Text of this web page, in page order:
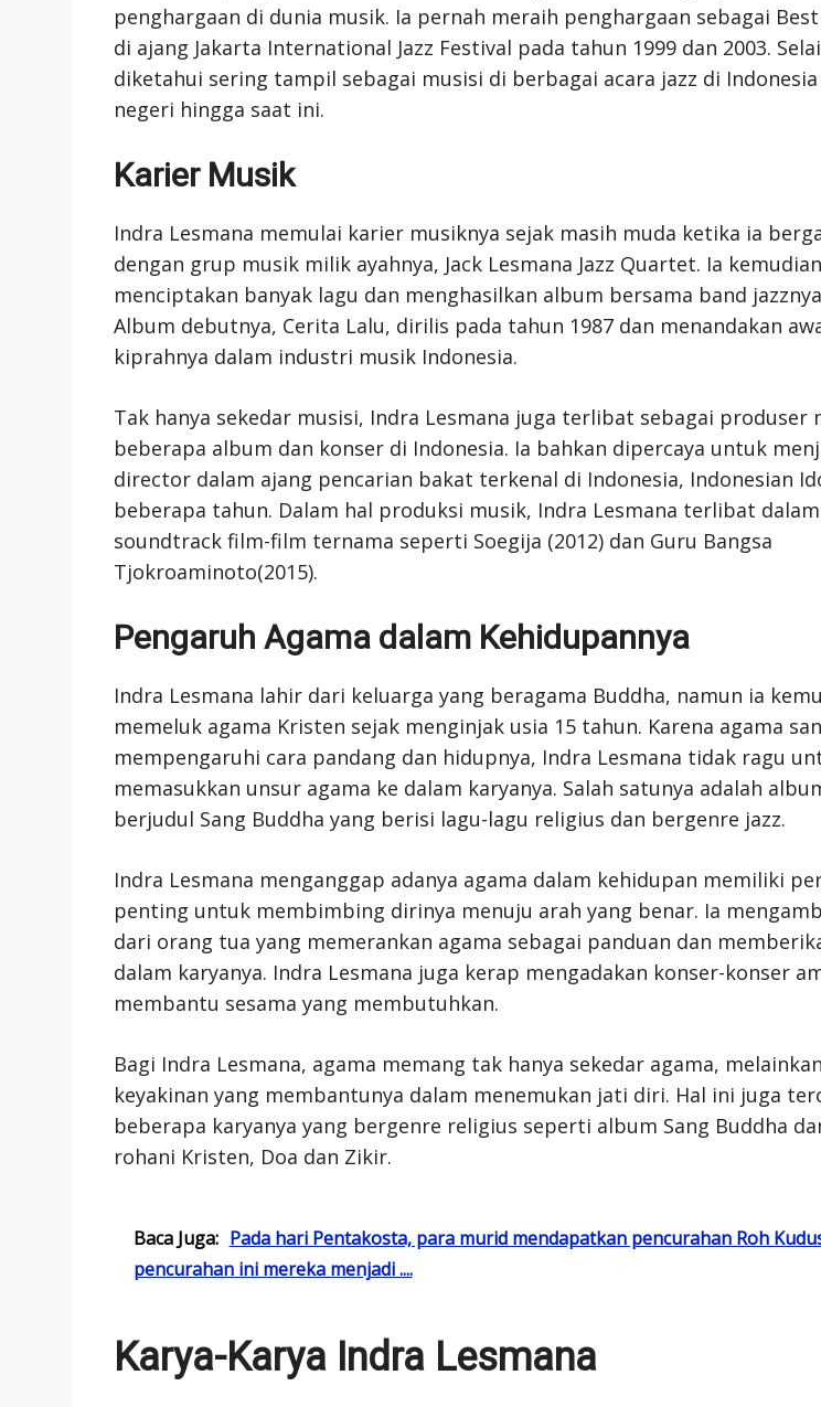
penghargaan di dunia musik. Ia pernah meraih penghargaan sebagai
di ajang Jakarta International Jazz Festival pada tahun 1999 dan 2003.
diketahui sering tampil sebagai musisi di berbagai acara jazz di
negeri hingga saat ini.
Karier Musik
Indra Lesmana memulai karier musiknya sejak masih muda ketika ia
dengan grup musik milik ayahnya, Jack Lesmana Jazz Quartet. Ia kemudian
menciptakan banyak lagu dan menghasilkan album bersama band
Album debutnya, Cerita Lalu, dirilis pada tahun 1987 dan menandakan
kiprahnya dalam industri musik Indonesia.
Tak hanya sekedar musisi, Indra Lesmana juga terlibat sebagai produser
beberapa album dan konser di Indonesia. Ia bahkan dipercaya untuk
director dalam ajang pencarian bakat terkenal di Indonesia, Indonesian
beberapa tahun. Dalam hal produksi musik, Indra Lesmana terlibat
soundtrack film-film ternama seperti Soegija (2012) dan Guru Bangsa
Tjokroaminoto(2015).
Pengaruh Agama dalam Kehidupannya
Indra Lesmana lahir dari keluarga yang beragama Buddha, namun ia
memeluk agama Kristen sejak menginjak usia 15 tahun. Karena agama
mempengaruhi cara pandang dan hidupnya, Indra Lesmana tidak ragu
memasukkan unsur agama ke dalam karyanya. Salah satunya adalah
berjudul Sang Buddha yang berisi lagu-lagu religius dan bergenre jazz.
Indra Lesmana menganggap adanya agama dalam kehidupan memiliki
penting untuk membimbing dirinya menuju arah yang benar. Ia
dari orang tua yang memerankan agama sebagai panduan dan
dalam karyanya. Indra Lesmana juga kerap mengadakan konser-konser
membantu sesama yang membutuhkan.
Bagi Indra Lesmana, agama memang tak hanya sekedar agama,
keyakinan yang membantunya dalam menemukan jati diri. Hal ini juga
beberapa karyanya yang bergenre religius seperti album Sang Buddha
rohani Kristen, Doa dan Zikir.
Baca Juga: Pada hari Pentakosta, para murid mendapatkan pencurahan Roh
pencurahan ini mereka menjadi ....
Karya-Karya Indra Lesmana